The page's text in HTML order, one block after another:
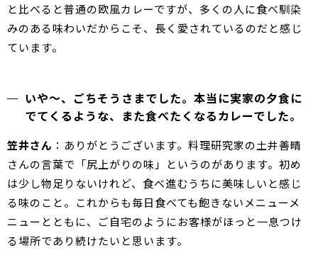
と比べると普通の欧風カレーですが、多くの人に食べ馴染
みのある味わいだからこそ、長く愛されているのだと感じ
ています。
いや～、ごちそうさまでした。本当に実家の夕食に
でてくるような、また食べたくなるカレーでした。
笠井さん ：ありがとうございます。料理研究家の土井善晴
さんの言葉で「尻上がりの味」というのがあります。初め
は少し物足りないけれど、食べ進むうちに美味しいと感じ
る味のこと。これからも毎日食べても飽きないメニューメ
ニューとともに、ご自宅のようにお客様がほっと一息つけ
る場所であり続けたいと思います。